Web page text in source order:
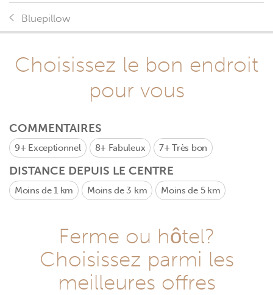
Bluepillow
Choisissez le bon endroit
pour vous
COMMENTAIRES
9+ Exceptionnel 8+ Fabuleux 7+Très bon
DISTANCE DEPUIS LE CENTRE
Moins de 1 km Moins de 3 km Moins de 5 km
Ferme ou hôtel?
Choisissez parmi les
meilleures offres